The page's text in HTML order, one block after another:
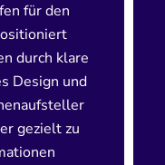
für den
durch klare
Design und
gezielt zu